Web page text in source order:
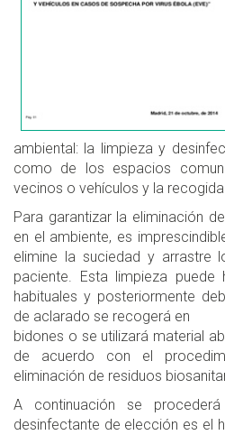
ambiental: la limpieza y
como de los espacios
vecinos o vehículos y la
Para garantizar la eliminación
en el ambiente, es
elimine la suciedad y arrastre
paciente. Esta limpieza puede
habituales y posteriormente
de aclarado se recogerá en
bidones o se utilizará material
de acuerdo con el
eliminación de residuos
A continuación se
desinfectante de elección es el